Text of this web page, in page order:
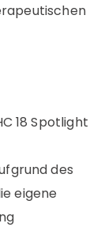
18 Spotlight
des
eigene